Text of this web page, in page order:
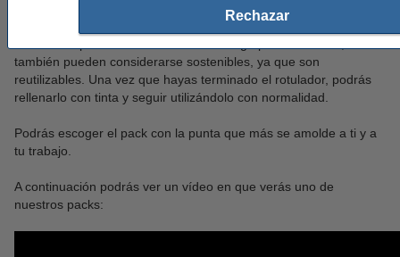
Rechazar
Los rotuladores Posca son conocidos por su alta pigmentación y
también pueden considerarse sostenibles, ya que son
reutilizables. Una vez que hayas terminado el rotulador, podrás
rellenarlo con tinta y seguir utilizándolo con normalidad.
Podrás escoger el pack con la punta que más se amolde a ti y a
tu trabajo.
A continuación podrás ver un vídeo en que verás uno de
nuestros packs: